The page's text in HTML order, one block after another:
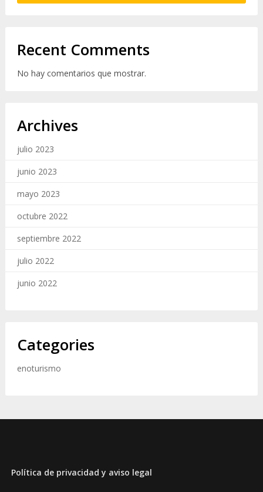
Recent Comments
No hay comentarios que mostrar.
Archives
julio 2023
junio 2023
mayo 2023
octubre 2022
septiembre 2022
julio 2022
junio 2022
Categories
enoturismo
Política de privacidad y aviso legal